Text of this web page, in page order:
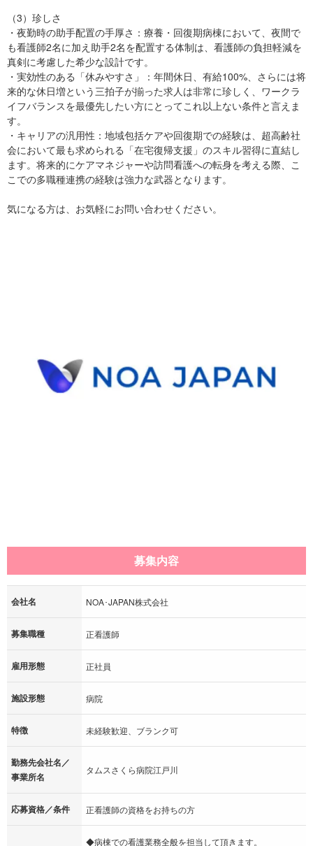
（3）珍しさ
・夜勤時の助手配置の手厚さ：療養・回復期病棟において、夜間で
も看護師2名に加え助手2名を配置する体制は、看護師の負担軽減を
真剣に考慮した希少な設計です。
・実効性のある「休みやすさ」：年間休日、有給100%、さらには将
来的な休日増という三拍子が揃った求人は非常に珍しく、ワークラ
イフバランスを最優先したい方にとってこれ以上ない条件と言えま
す。
・キャリアの汎用性：地域包括ケアや回復期での経験は、超高齢社
会において最も求められる「在宅復帰支援」のスキル習得に直結し
ます。将来的にケアマネジャーや訪問看護への転身を考える際、こ
こでの多職種連携の経験は強力な武器となります。
気になる方は、お気軽にお問い合わせください。
募集内容
会社名 NOA･JAPAN株式会社
募集職種 正看護師
雇用形態 正社員
施設形態 病院
特徴 未経験歓迎、ブランク可
勤務先会社名／
事業所名
タムスさくら病院江戸川
応募資格／条件 正看護師の資格をお持ちの方
◆病棟での看護業務全般を担当して頂きます。